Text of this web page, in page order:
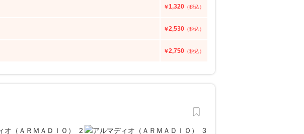
￥1,320 （税込）
￥2,530 （税込）
￥2,750 （税込）